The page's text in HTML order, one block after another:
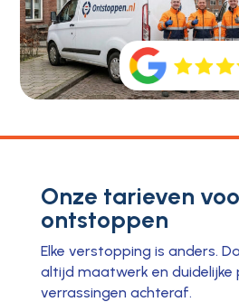
Onze tarieven
ontstoppen
Elke verstopping is anders.
altijd maatwerk en duidelijke
verrassingen achteraf.